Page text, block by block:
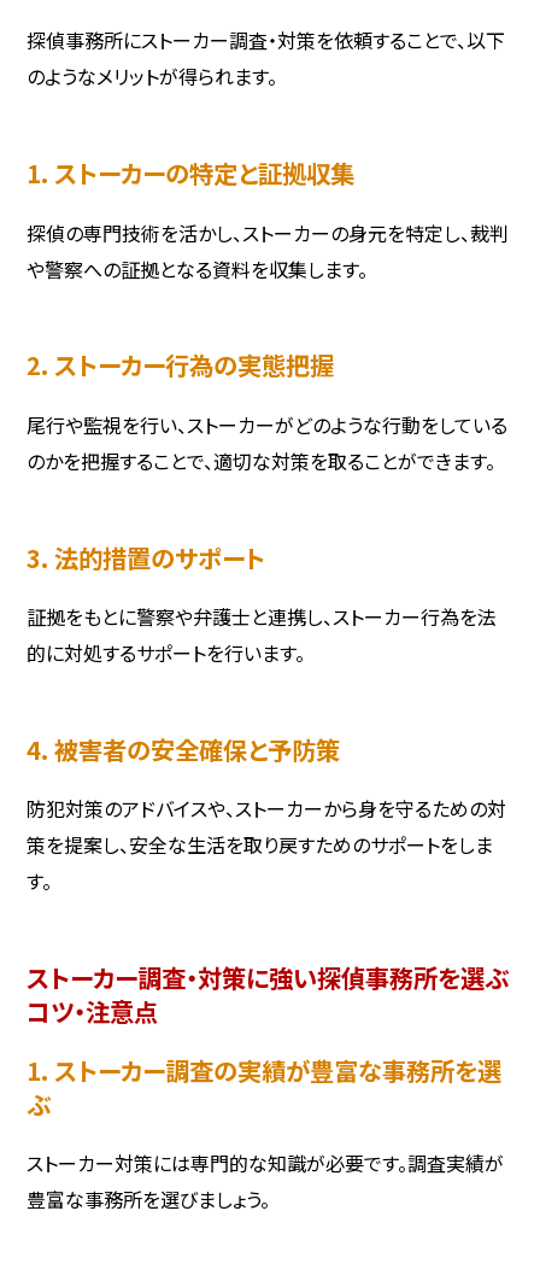
探偵事務所にストーカー調査・対策を依頼することで、以下
のようなメリットが得られます。
1. ストーカーの特定と証拠収集
探偵の専門技術を活かし、ストーカーの身元を特定し、裁判
や警察への証拠となる資料を収集します。
2. ストーカー行為の実態把握
尾行や監視を行い、ストーカーがどのような行動をしている
のかを把握することで、適切な対策を取ることができます。
3. 法的措置のサポート
証拠をもとに警察や弁護士と連携し、ストーカー行為を法
的に対処するサポートを行います。
4. 被害者の安全確保と予防策
防犯対策のアドバイスや、ストーカーから身を守るための対
策を提案し、安全な生活を取り戻すためのサポートをしま
す。
ストーカー調査・対策に強い探偵事務所を選ぶ
コツ・注意点
1. ストーカー調査の実績が豊富な事務所を選
ぶ
ストーカー対策には専門的な知識が必要です。調査実績が
豊富な事務所を選びましょう。